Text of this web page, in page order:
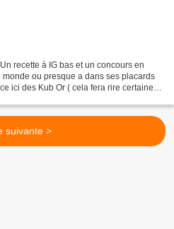
recette à IG bas et un concours en
ou presque a dans ses placards
ici des Kub Or ( cela fera rire certaines
suivante >